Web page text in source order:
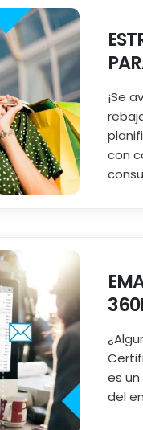
¡Se
con
es
del